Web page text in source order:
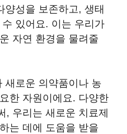
양성을 보존하고, 생태
있어요. 이는 우리가
자연 환경을 물려줄
새로운 의약품이나 농
한 자원이에요. 다양한
, 우리는 새로운 치료제
는 데에 도움을 받을